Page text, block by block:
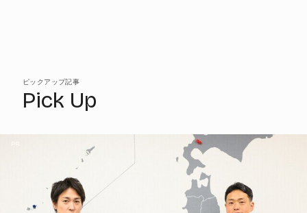
ピックアップ記事
Pick Up
PR